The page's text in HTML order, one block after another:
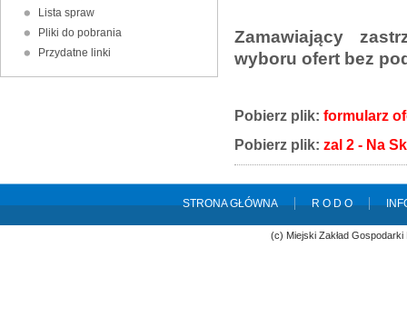
Lista spraw
Pliki do pobrania
Przydatne linki
Zamawiający
wyboru ofert bez
Pobierz plik: formularz
Pobierz plik: zal 2 - Na
STRONA GŁÓWNA R O D O
(c) Miejski Zakład